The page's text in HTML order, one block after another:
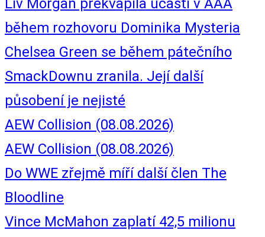
Liv Morgan překvapila účastí v AAA
během rozhovoru Dominika Mysteria
Chelsea Green se během pátečního
SmackDownu zranila. Její další
působení je nejisté
AEW Collision (08.08.2026)
AEW Collision (08.08.2026)
Do WWE zřejmě míří další člen The
Bloodline
Vince McMahon zaplatí 42,5 milionu